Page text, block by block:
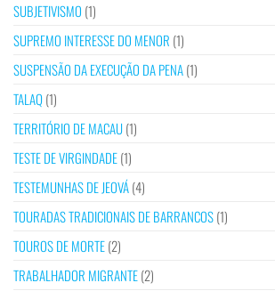
SUBJETIVISMO (1)
SUPREMO INTERESSE DO MENOR (1)
SUSPENSÃO DA EXECUÇÃO DA PENA(1)
TALAQ(1)
TERRITÓRIO DE MACAU(1)
TESTE DE VIRGINDADE(1)
TESTEMUNHAS DE JEOVÁ(4)
TOURADAS TRADICIONAIS DE BARRANCOS(1)
TOUROS DE MORTE(2)
TRABALHADOR MIGRANTE(2)